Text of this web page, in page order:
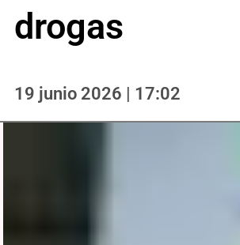
drogas
19 junio 2026 | 17:02